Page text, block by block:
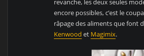
revanche, les deux seules
encore possibles, c’est le
râpage des aliments que font
Kenwood et Magimix.